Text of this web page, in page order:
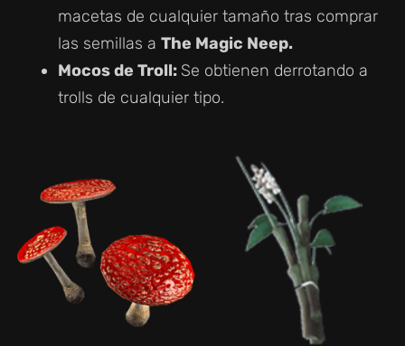
macetas de cualquier tamaño tras comprar
las semillas a The Magic Neep.
Mocos de Troll: Se obtienen derrotando a
trolls de cualquier tipo.